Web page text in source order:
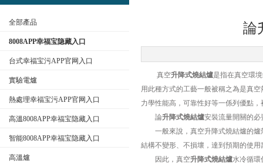
全部產品
8008APP幸福宝隐藏入口
台式幸福宝污APP官网入口
實驗電爐
熱處理幸福宝污APP官网入口
高溫8008APP幸福宝隐藏入口
智能8008APP幸福宝隐藏入口
高溫爐
論
真空升降式燒結爐是指在真空環境
用此種方式的工藝一般被稱之為是真空熱處理
力學性能高，可靠性好等一係列優點
論升降式燒結爐安裝流量開關的必
一般來說，真空升降式燒結爐的爐殼
結構不變形、不損壞，達到預期的使用
因此，真空升降式燒結爐水冷循環